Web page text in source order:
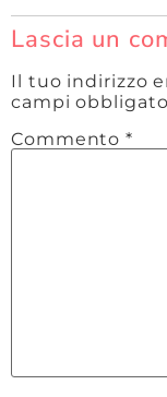
Lascia un
Il tuo indirizzo
campi
Commento*